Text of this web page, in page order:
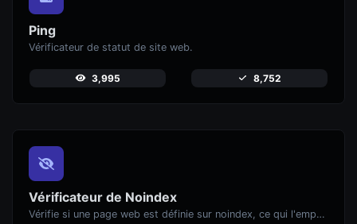
Ping
Vérificateur de statut de site web.
3,995 8,752
Vérificateur de Noindex
Vérifie si une page web est définie sur noindex, ce qui l'empêche d'apparaître dans les moteurs de recherche.